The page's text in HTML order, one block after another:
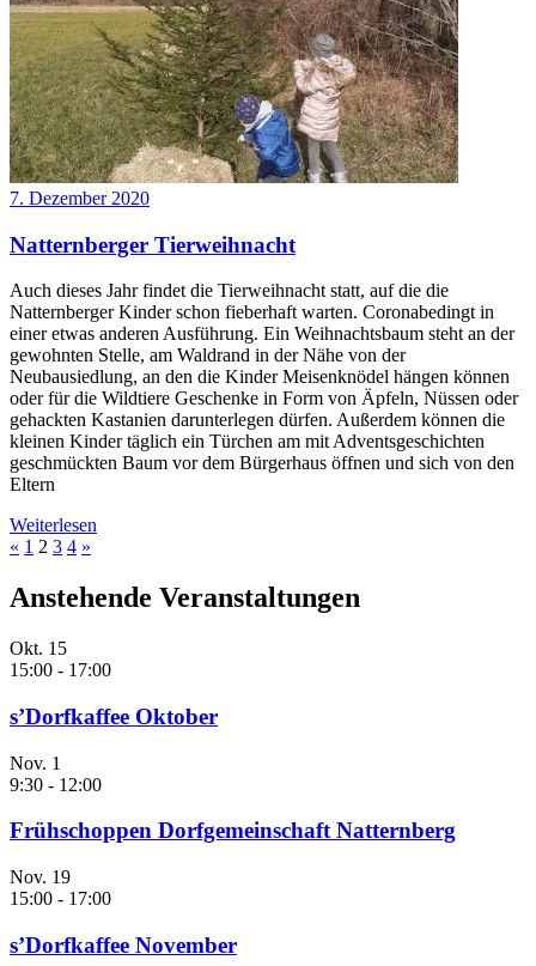
7. Dezember 2020
Natternberger Tierweihnacht
Auch dieses Jahr findet die Tierweihnacht statt, auf die die
Natternberger Kinder schon fieberhaft warten. Coronabedingt in
einer etwas anderen Ausführung. Ein Weihnachtsbaum steht an der
gewohnten Stelle, am Waldrand in der Nähe von der
Neubausiedlung, an den die Kinder Meisenknödel hängen können
oder für die Wildtiere Geschenke in Form von Äpfeln, Nüssen oder
gehackten Kastanien darunterlegen dürfen. Außerdem können die
kleinen Kinder täglich ein Türchen am mit Adventsgeschichten
geschmückten Baum vor dem Bürgerhaus öffnen und sich von den
Eltern
Weiterlesen
« 1 2 3 4 »
Anstehende Veranstaltungen
Okt. 15
15:00 - 17:00
s’Dorfkaffee Oktober
Nov. 1
9:30 - 12:00
Frühschoppen Dorfgemeinschaft Natternberg
Nov. 19
15:00 - 17:00
s’Dorfkaffee November